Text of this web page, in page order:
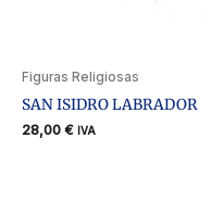
Figuras Religiosas
SAN ISIDRO LABRADOR
28,00 € IVA